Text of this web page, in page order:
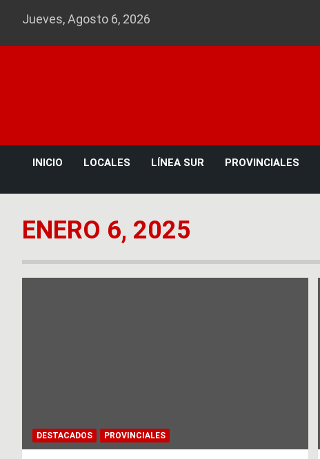
Jueves, Agosto 6, 2026
INICIO LOCALES LÍNEA SUR PROVINCIALES
ENERO 6, 2025
DESTACADOS PROVINCIALES